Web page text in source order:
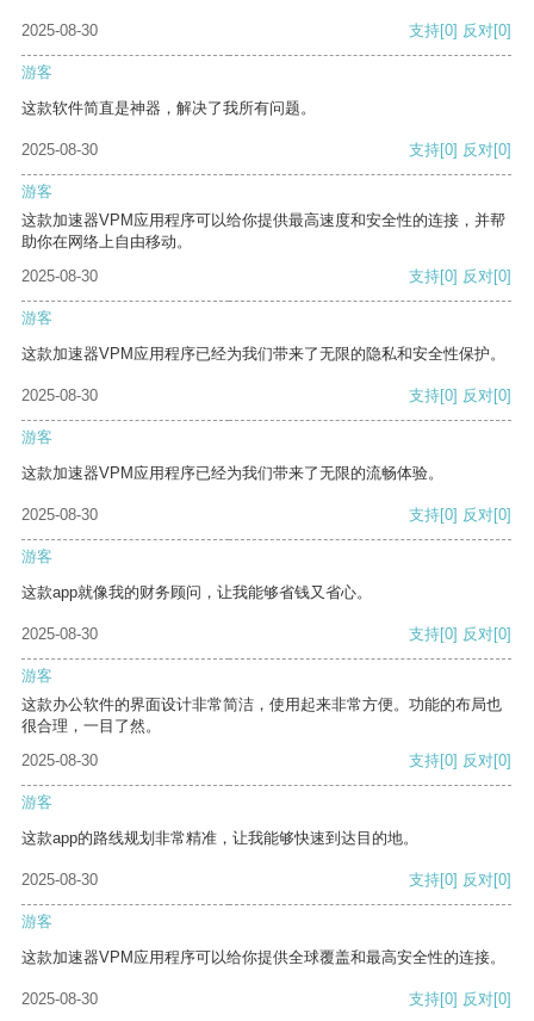
2025-08-30 支持[0] 反对[0]
游客
这款软件简直是神器，解决了我所有问题。
2025-08-30 支持[0] 反对[0]
游客
这款加速器VPM应用程序可以给你提供最高速度和安全性的连接，并帮
助你在网络上自由移动。
2025-08-30
支持[0] 反对[0]
游客
这款加速器VPM应用程序已经为我们带来了无限的隐私和安全性保护。
2025-08-30 支持[0] 反对[0]
游客
这款加速器VPM应用程序已经为我们带来了无限的流畅体验。
2025-08-30 支持[0] 反对[0]
游客
这款app就像我的财务顾问，让我能够省钱又省心。
2025-08-30 支持[0] 反对[0]
游客
这款办公软件的界面设计非常简洁，使用起来非常方便。功能的布局也
很合理，一目了然。
2025-08-30
支持[0] 反对[0]
游客
这款app的路线规划非常精准，让我能够快速到达目的地。
2025-08-30 支持[0] 反对[0]
游客
这款加速器VPM应用程序可以给你提供全球覆盖和最高安全性的连接。
2025-08-30 支持[0] 反对[0]